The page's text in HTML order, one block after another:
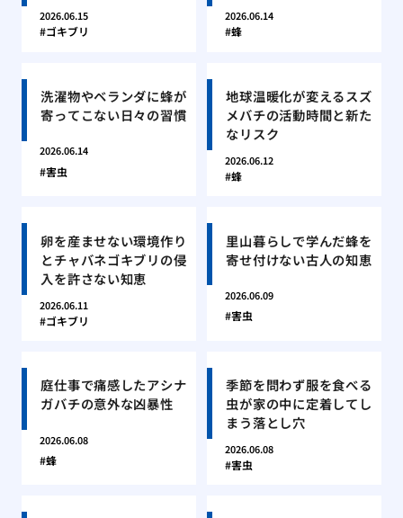
2026.06.15
ゴキブリ
2026.06.14
蜂
洗濯物やベランダに蜂が
寄ってこない日々の習慣
2026.06.14
害虫
地球温暖化が変えるスズ
メバチの活動時間と新た
なリスク
2026.06.12
蜂
卵を産ませない環境作り
とチャバネゴキブリの侵
入を許さない知恵
2026.06.11
ゴキブリ
里山暮らしで学んだ蜂を
寄せ付けない古人の知恵
2026.06.09
害虫
庭仕事で痛感したアシナ
ガバチの意外な凶暴性
2026.06.08
蜂
季節を問わず服を食べる
虫が家の中に定着してし
まう落とし穴
2026.06.08
害虫